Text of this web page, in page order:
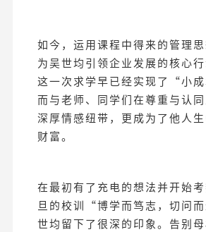
如今，运用课程中得来的管理
为吴世均引领企业发展的核心
这一次求学早已经实现了“小
而与老师、同学们在尊重与认
深厚情感纽带，更成为了他人
财富。
在最初有了充电的想法并开始
旦的校训“博学而笃志，切问
世均留下了很深的印象。告别